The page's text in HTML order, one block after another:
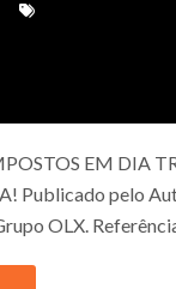
EM DIA
Publicado pelo
OLX.